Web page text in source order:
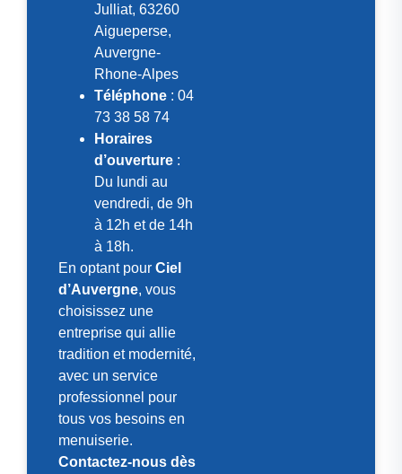
Julliat, 63260
Aigueperse,
Auvergne-
Rhone-Alpes
Téléphone : 04
73 38 58 74
Horaires
d’ouverture :
Du lundi au
vendredi, de 9h
à 12h et de 14h
à 18h.
En optant pour Ciel
d’Auvergne, vous
choisissez une
entreprise qui allie
tradition et modernité,
avec un service
professionnel pour
tous vos besoins en
menuiserie.
Contactez-nous dès